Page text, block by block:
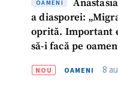
OAMENI
a diasporei:
oprită. Important
să-i facă pe
NOU OAMENI 8